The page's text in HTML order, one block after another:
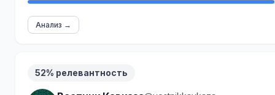
Анализ →
52% релевантность